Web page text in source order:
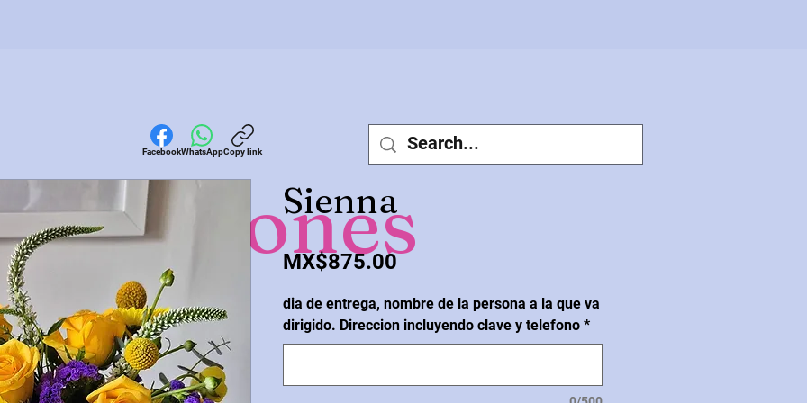
FacebookWhatsAppCopy link
Sienna
MX$875.00Price
dia de entrega, nombre de la persona a la que va
dirigido. Direccion incluyendo clave y telefono *